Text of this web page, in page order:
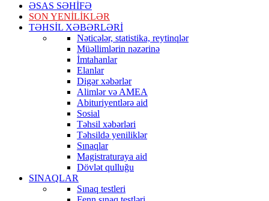
ƏSAS SƏHİFƏ
SON YENİLİKLƏR
TƏHSİL XƏBƏRLƏRİ
Nəticələr, statistika, reytinqlər
Müəllimlərin nəzərinə
İmtahanlar
Elanlar
Digər xəbərlər
Alimlər və AMEA
Abituriyentlərə aid
Sosial
Təhsil xəbərləri
Təhsildə yeniliklər
Sınaqlar
Magistraturaya aid
Dövlət qulluğu
SINAQLAR
Sınaq testleri